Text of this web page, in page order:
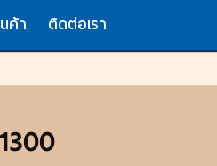
ค้า ติดต่อเรา